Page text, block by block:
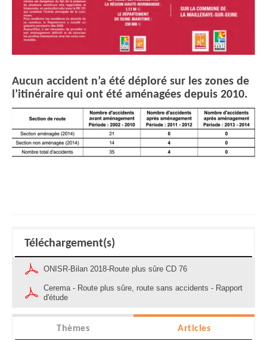
Aucun accident n’a été déploré sur les zones de
l’itinéraire qui ont été aménagées depuis 2010.
Téléchargement(s)
ONISR-Bilan 2018-Route plus sûre CD 76
Cerema - Route plus sûre, route sans accidents - Rapport
d'étude
Thèmes Articles